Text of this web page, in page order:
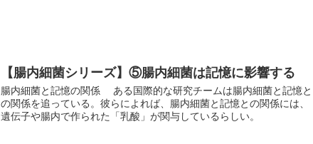
【腸内細菌シリーズ】⑤腸内細菌は記憶に影響する
腸内細菌と記憶の関係 ある国際的な研究チームは腸内細菌と記憶と
の関係を追っている。彼らによれば、腸内細菌と記憶との関係には、
遺伝子や腸内で作られた「乳酸」が関与しているらしい。